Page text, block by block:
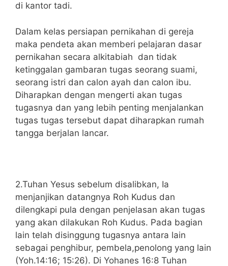
di kantor tadi.
Dalam kelas persiapan pernikahan di gereja
maka pendeta akan memberi pelajaran dasar
pernikahan secara alkitabiah dan tidak
ketinggalan gambaran tugas seorang suami,
seorang istri dan calon ayah dan calon ibu.
Diharapkan dengan mengerti akan tugas
tugasnya dan yang lebih penting menjalankan
tugas tugas tersebut dapat diharapkan rumah
tangga berjalan lancar.
2.Tuhan Yesus sebelum disalibkan, Ia
menjanjikan datangnya Roh Kudus dan
dilengkapi pula dengan penjelasan akan tugas
yang akan dilakukan Roh Kudus. Pada bagian
lain telah disinggung tugasnya antara lain
sebagai penghibur, pembela,penolong yang lain
(Yoh.14:16; 15:26). Di Yohanes 16:8 Tuhan